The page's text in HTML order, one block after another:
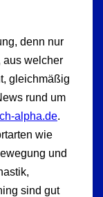
denn nur
aus welcher
gleichmäßig
rund um
alpha.de.
wie
und
sind gut